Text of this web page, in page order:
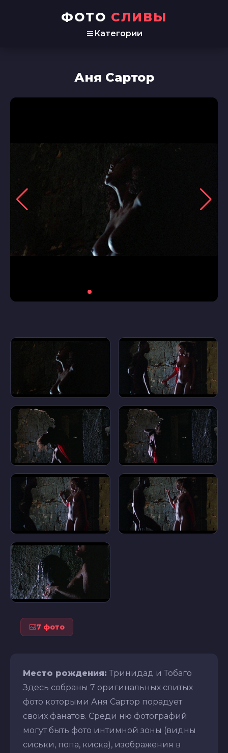
ФОТО СЛИВЫ
Категории
Аня Сартор
7 фото
Место рождения: Тринидад и Тобаго
Здесь собраны 7 оригинальных слитых
фото которыми Аня Сартор порадует
своих фанатов. Среди ню фотографий
могут быть фото интимной зоны (видны
сиськи, попа, киска), изображения в